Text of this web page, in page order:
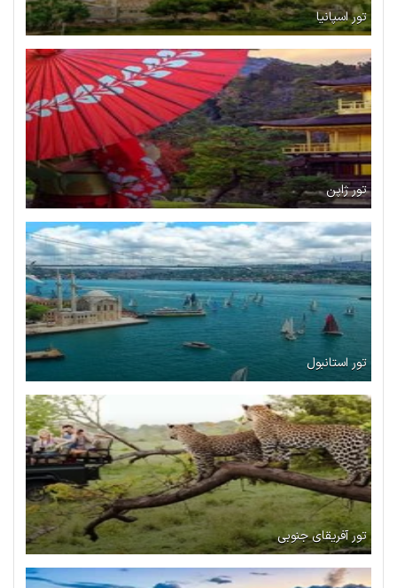
تور اسپانیا
تور ژاپن
تور استانبول
تور آفریقای جنوبی